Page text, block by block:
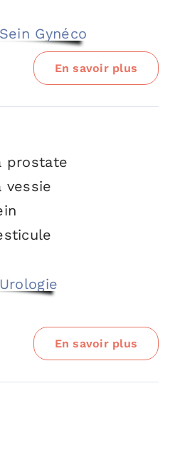
En savoir plus
prostate
vessie
En savoir plus